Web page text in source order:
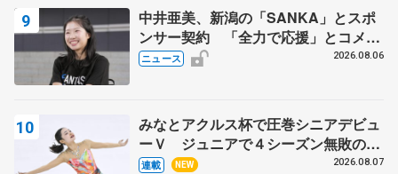
中井亜美、新潟の「SANKA」とスポ
ンサー契約 「全力で応援」とコメン
ト
ニュース 2026.08.06
みなとアクルス杯で圧巻シニアデビュ
ーＶ ジュニアで４シーズン無敗の島
田麻央
連載 NEW 2026.08.07